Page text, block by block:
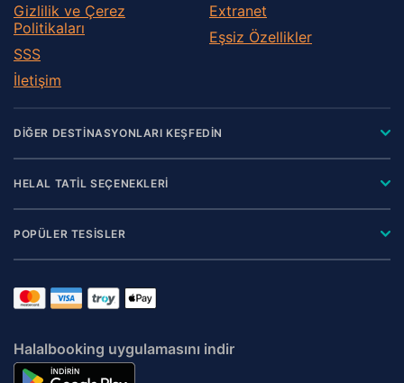
Gizlilik ve Çerez
Politikaları
SSS
İletişim
Extranet
Eşsiz Özellikler
DİĞER DESTİNASYONLARI KEŞFEDİN
HELAL TATİL SEÇENEKLERİ
POPÜLER TESİSLER
Halalbooking uygulamasını indir